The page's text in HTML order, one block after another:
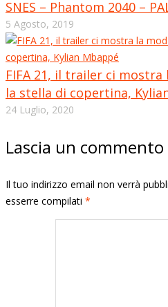
SNES – Phantom 2040 –
5 Agosto, 2019
FIFA 21, il trailer ci
la stella di copertina,
24 Luglio, 2020
Lascia un commento
Il tuo indirizzo email non verrà
esserre compilati *